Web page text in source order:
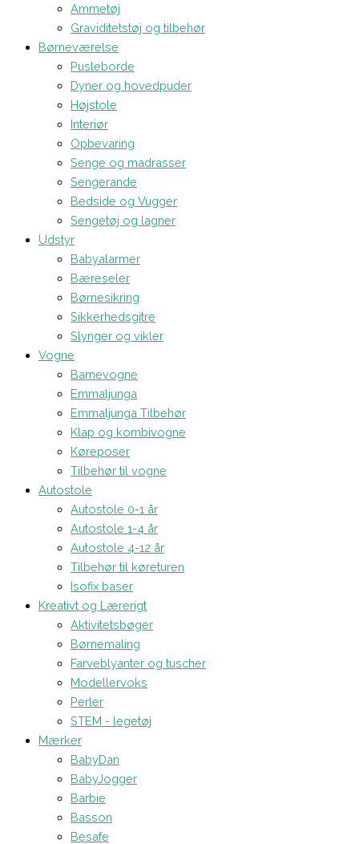
Ammetøj
Graviditetstøj og tilbehør
Børneværelse
Pusleborde
Dyner og hovedpuder
Højstole
Interiør
Opbevaring
Senge og madrasser
Sengerande
Bedside og Vugger
Sengetøj og lagner
Udstyr
Babyalarmer
Bæreseler
Børnesikring
Sikkerhedsgitre
Slynger og vikler
Vogne
Barnevogne
Emmaljunga
Emmaljunga Tilbehør
Klap og kombivogne
Køreposer
Tilbehør til vogne
Autostole
Autostole 0-1 år
Autostole 1-4 år
Autostole 4-12 år
Tilbehør til køreturen
Isofix baser
Kreativt og Lærerigt
Aktivitetsbøger
Børnemaling
Farveblyanter og tuscher
Modellervoks
Perler
STEM - legetøj
Mærker
BabyDan
BabyJogger
Barbie
Basson
Besafe